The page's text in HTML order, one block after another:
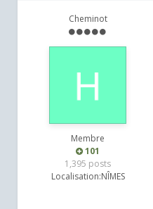
Cheminot
Membre
101
1,395 posts
Localisation:NÎMES